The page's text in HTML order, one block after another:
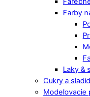
Farby
Laky &
Cukry a
Modelovacie